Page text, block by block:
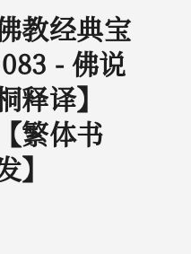
教经典宝
- 佛说
释译】
繁体书
】